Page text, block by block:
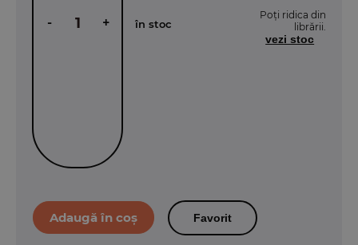
- + în stoc
Poți ridica din
librării.
vezi stoc
Favorit